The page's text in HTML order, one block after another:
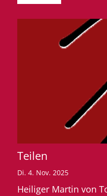
Teilen
Di. 4. Nov. 2025
Heiliger Martin von